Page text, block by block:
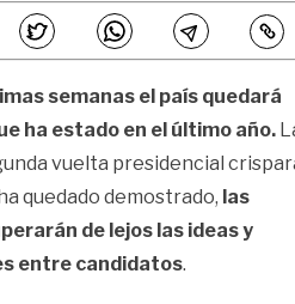
semanas el país quedará
ha estado en el último año.
vuelta presidencial
quedado demostrado, las
de lejos las ideas y
entre candidatos.